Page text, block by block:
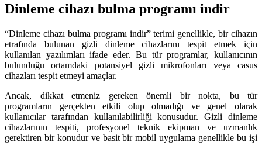
Dinleme cihazı bulma programı indir
“Dinleme cihazı bulma programı indir” terimi genellikle, bir cihazın
etrafında bulunan gizli dinleme cihazlarını tespit etmek için
kullanılan yazılımları ifade eder. Bu tür programlar, kullanıcının
bulunduğu ortamdaki potansiyel gizli mikrofonları veya casus
cihazları tespit etmeyi amaçlar.
Ancak, dikkat etmeniz gereken önemli bir nokta, bu tür
programların gerçekten etkili olup olmadığı ve genel olarak
kullanıcılar tarafından kullanılabilirliği konusudur. Gizli dinleme
cihazlarının tespiti, profesyonel teknik ekipman ve uzmanlık
gerektiren bir konudur ve basit bir mobil uygulama genellikle bu işi